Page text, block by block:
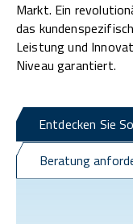
Markt. Ein
das
Leistung und
Niveau garantiert.
Entdecken Sie
Beratung